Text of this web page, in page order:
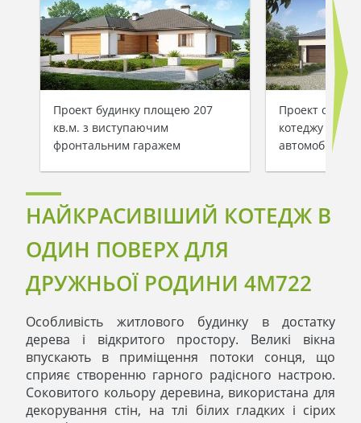
Проект будинку площею 207
кв.м. з виступаючим
фронтальним гаражем
Проект
котеджу з
автомобілів
НАЙКРАСИВІШИЙ КОТЕДЖ В
ОДИН ПОВЕРХ ДЛЯ
ДРУЖНЬОЇ РОДИНИ 4M722
Особливість житлового будинку в достатку
дерева і відкритого простору. Великі вікна
впускають в приміщення потоки сонця, що
сприяє створенню гарного радісного настрою.
Соковитого кольору деревина, використана для
декорування стін, на тлі білих гладких і сірих